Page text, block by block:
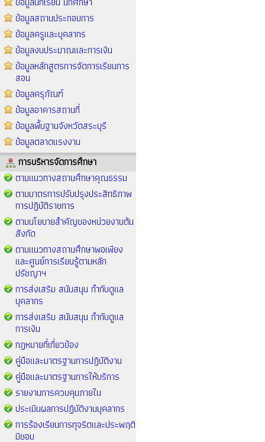
ข้อมูลสถานประกอบการ
ข้อมูลครูและบุคลากร
ข้อมูลงบประมาณและการเงิน
ข้อมูลหลักสูตรการจัดการเรียนการ
สอน
ข้อมูลครุภัณฑ์
ข้อมูลอาคารสถานที่
ข้อมูลพื้นฐานจังหวัดสระบุรี
ข้อมูลตลาดแรงงาน
การบริหารจัดการศึกษา
ตามแนวทางสถานศึกษาคุณธรรม
ตามมาตรการปรับปรุงประสิทธิภาพ
การปฏิบัติราชการ
ตามนโยบายสำคัญของหน่วยงานต้น
สังกัด
ตามแนวทางสถานศึกษาพอเพียง
และศูนย์การเรียนรู้ตามหลัก
ปรัชญาฯ
การส่งเสริม สนับสนุน กำกับดูแล
บุคลากร
การส่งเสริม สนับสนุน กำกับดูแล
การเงิน
กฏหมายที่เกี่ยวข้อง
คู่มือและมาตรฐานการปฏิบัติงาน
คู่มือและมาตรฐานการให้บริการ
รายงานการควบคุมภายใน
ประเมินผลการปฏิบัติงานบุคลากร
การร้องเรียนการทุจริตและประพฤติ
มิชอบ